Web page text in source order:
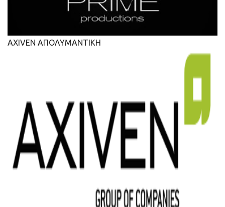
AXIVEN ΑΠΟΛΥΜΑΝΤΙΚΗ